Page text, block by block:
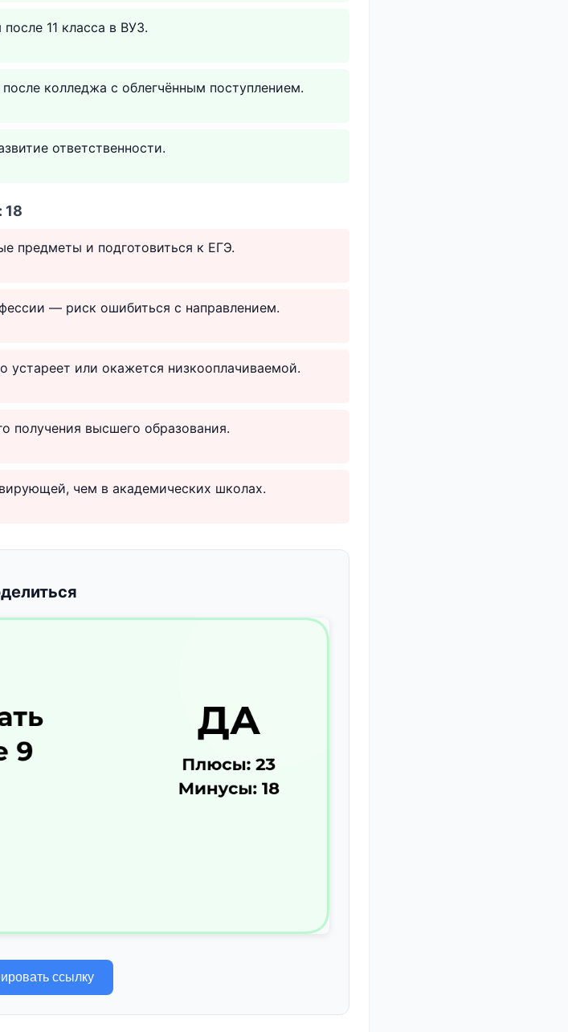
11 класса в ВУЗ.
колледжа с облегчённым поступлением.
ответственности.
18
предметы и подготовиться к ЕГЭ.
— риск ошибиться с направлением.
устареет или окажется низкооплачиваемой.
получения высшего образования.
чем в академических школах.
ссылку